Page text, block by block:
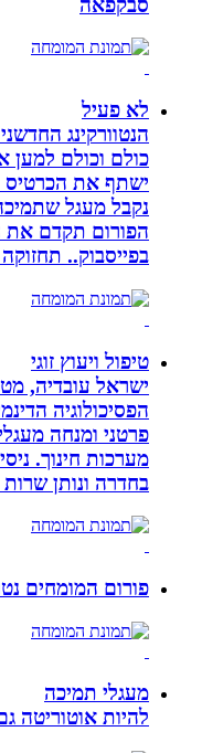
לא פעיל
הנטוורקינג החדשני
כולם וכולם למען
ישתף את הכרטיס עם
נקבל מעגל שתמיכה
הפורום תקדם את
בפייסבוק.. תחזוקה
טיפול ויעוץ זוגי
ישראל עובדיה, מטפל
הפסיכולוגיה הדינמית
פרטני ומנחה מעגלי
בחדרה ונותן שרות
פורום המומחים
מעגלי תמיכה
להיות אוטוריטה גם